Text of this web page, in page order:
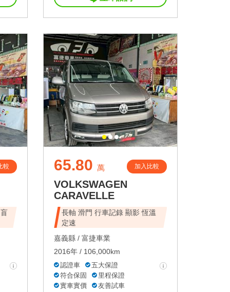
較 65.80 萬 加入比較
VOLKSWAGEN
CARAVELLE
長軸 滑門 行車記錄 顯影 恆溫
定速
嘉義縣 / 富捷車業
2016年 / 106,000km
認證車
五大保證
符合保固
里程保證
實車實價
友善試車